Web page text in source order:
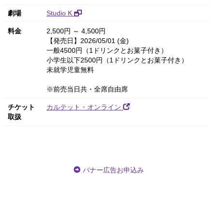
劇場 Studio K
料金
2,500円 ～ 4,500円
【発売日】2026/05/01 (金)
一般4500円（1ドリンクとお菓子付き）
小学生以下2500円（1ドリンクとお菓子付き）
未就学児童無料
※前売当日共・全席自由席
チケット
取扱
カルテット・オンライン
バナー広告お申込み